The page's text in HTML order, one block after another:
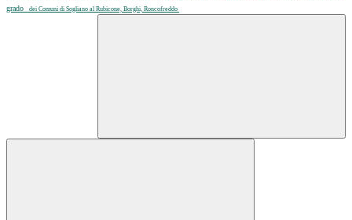
grado
dei Comuni di Sogliano al Rubicone, Borghi, Roncofreddo